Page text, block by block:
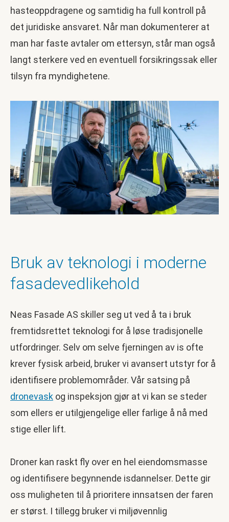
hasteoppdragene og samtidig ha full kontroll på
det juridiske ansvaret. Når man dokumenterer at
man har faste avtaler om ettersyn, står man også
langt sterkere ved en eventuell forsikringssak eller
tilsyn fra myndighetene.
Bruk av teknologi i moderne
fasadevedlikehold
Neas Fasade AS skiller seg ut ved å ta i bruk
fremtidsrettet teknologi for å løse tradisjonelle
utfordringer. Selv om selve fjerningen av is ofte
krever fysisk arbeid, bruker vi avansert utstyr for å
identifisere problemområder. Vår satsing på
dronevask og inspeksjon gjør at vi kan se steder
som ellers er utilgjengelige eller farlige å nå med
stige eller lift.
Droner kan raskt fly over en hel eiendomsmasse
og identifisere begynnende isdannelser. Dette gir
oss muligheten til å prioritere innsatsen der faren
er størst. I tillegg bruker vi miljøvennlig